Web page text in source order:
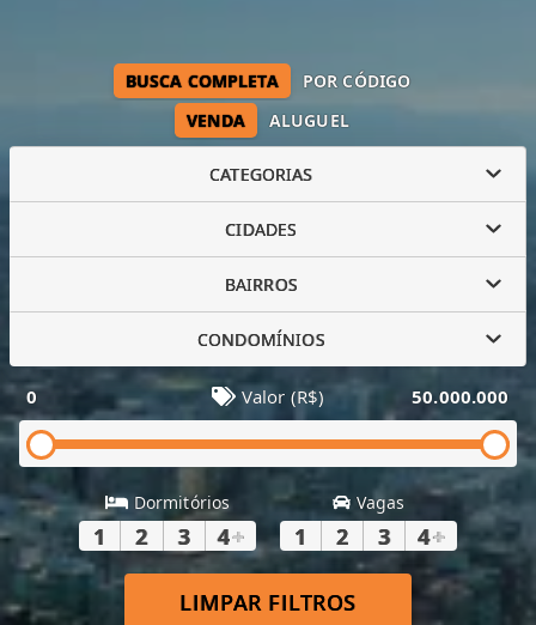
VENDA ALUGUEL
BUSCA COMPLETA POR CÓDIGO
CATEGORIAS
CIDADES
BAIRROS
CONDOMÍNIOS
0 Valor (R$) 50.000.000
Dormitórios
1 2 3 4+
Vagas
1 2 3 4+
LIMPAR FILTROS